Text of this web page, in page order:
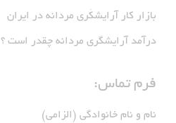
بازار كار آرايشكَرى مردانه در ايران
درآمد آرایشگری مردانه چقدر است ؟
فرم تماس:
نام و نام خانوادگی (الزامی)